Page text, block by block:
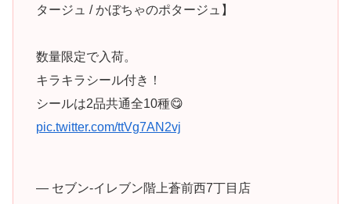
タージュ / かぼちゃのポタージュ】
数量限定で入荷。
キラキラシール付き！
シールは2品共通全10種😋
pic.twitter.com/ttVg7AN2vj
— セブン-イレブン階上蒼前西7丁目店